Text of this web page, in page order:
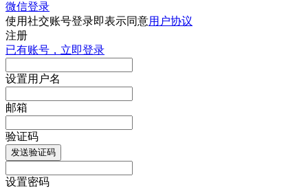
微信登录
使用社交账号登录即表示同意用户协议
注册
已有账号，立即登录
设置用户名
邮箱
验证码
发送验证码
设置密码